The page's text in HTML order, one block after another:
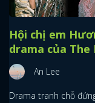
Hội chị em
drama của The
An Lee
Drama tranh chỗ